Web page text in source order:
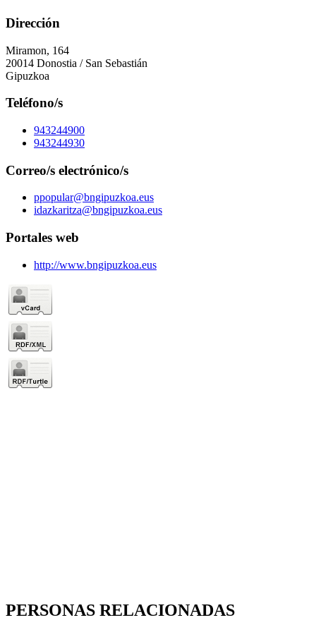
Dirección
Miramon, 164
20014 Donostia / San Sebastián
Gipuzkoa
Teléfono/s
943244900
943244930
Correo/s electrónico/s
ppopular@bngipuzkoa.eus
idazkaritza@bngipuzkoa.eus
Portales web
http://www.bngipuzkoa.eus
PERSONAS RELACIONADAS